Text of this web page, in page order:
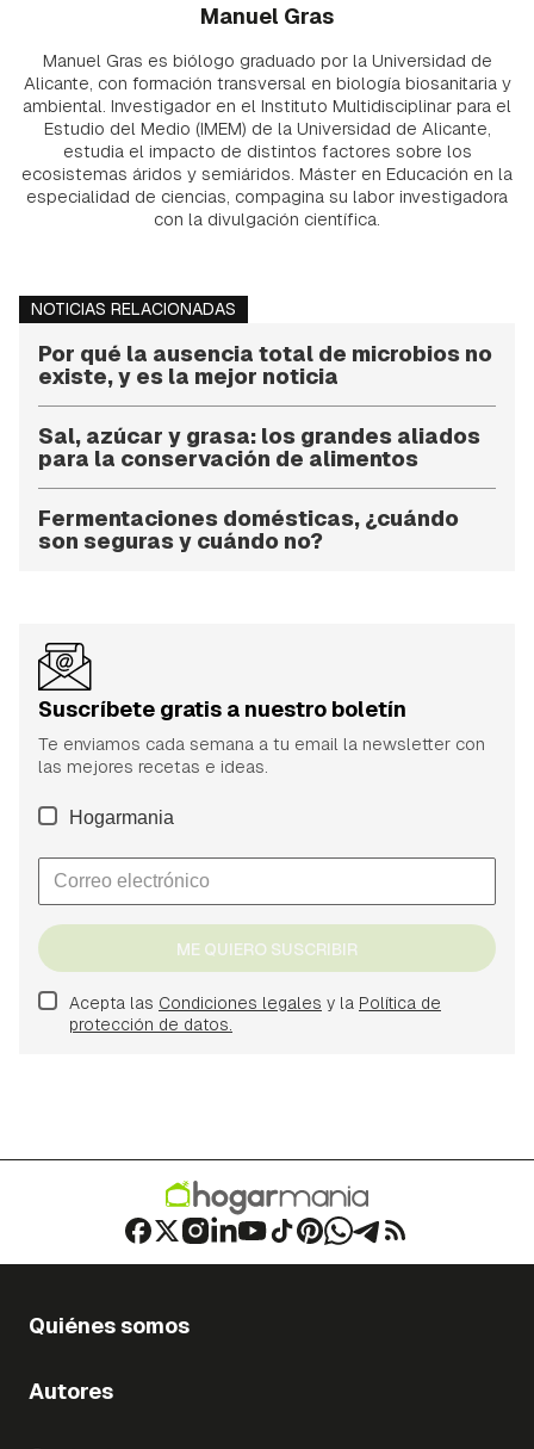
Manuel Gras
Manuel Gras es biólogo graduado por la Universidad de
Alicante, con formación transversal en biología biosanitaria y
ambiental. Investigador en el Instituto Multidisciplinar para el
Estudio del Medio (IMEM) de la Universidad de Alicante,
estudia el impacto de distintos factores sobre los
ecosistemas áridos y semiáridos. Máster en Educación en la
especialidad de ciencias, compagina su labor investigadora
con la divulgación científica.
NOTICIAS RELACIONADAS
Por qué la ausencia total de microbios no
existe, y es la mejor noticia
Sal, azúcar y grasa: los grandes aliados
para la conservación de alimentos
Fermentaciones domésticas, ¿cuándo
son seguras y cuándo no?
Suscríbete gratis a nuestro boletín
Te enviamos cada semana a tu email la newsletter con
las mejores recetas e ideas.
Hogarmania
ME QUIERO SUSCRIBIR
Acepta las Condiciones legales y la Política de
protección de datos.
Quiénes somos
Autores